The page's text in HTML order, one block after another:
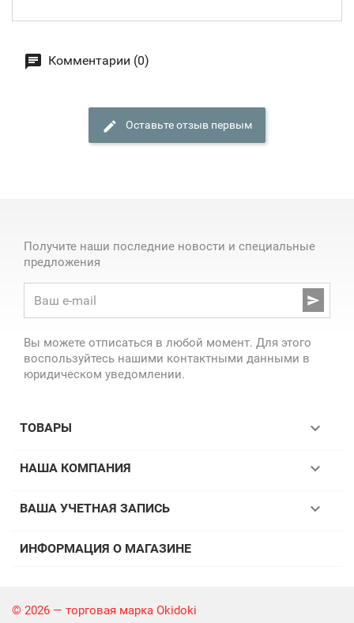
Комментарии (0)
Оставьте отзыв первым
Получите наши последние новости и специальные
предложения

Вы можете отписаться в любой момент. Для этого
воспользуйтесь нашими контактными данными в
юридическом уведомлении.
ТОВАРЫ 
НАША КОМПАНИЯ 
ВАША УЧЕТНАЯ ЗАПИСЬ 
ИНФОРМАЦИЯ О МАГАЗИНЕ
© 2026 — торговая марка Okidoki